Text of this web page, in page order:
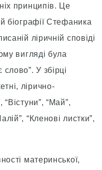
принципів. Це
біографії Стефаника
ліричній сповіді
вигляді була
У збірці
лірично-
“Май”,
“Кленові листки”,
материнської,